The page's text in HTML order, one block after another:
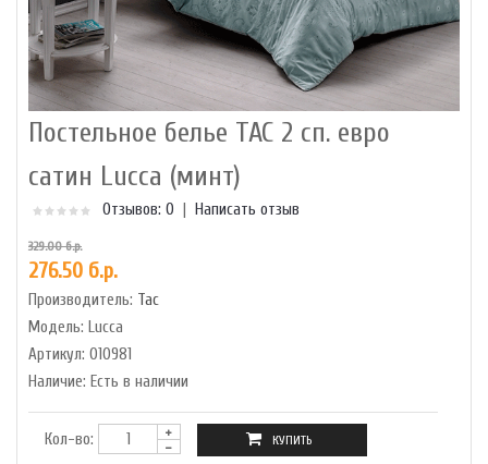
Постельное белье TAC 2 сп. евро
сатин Lucca (минт)
Отзывов: 0 Написать отзыв
329.00 б.р.
276.50 б.р.
Производитель: Tac
Модель: Lucca
Артикул: 010981
Наличие: Есть в наличии
Кол-во: